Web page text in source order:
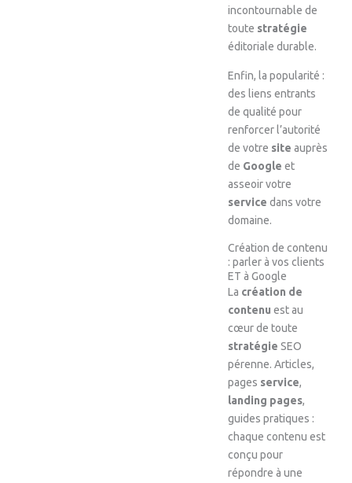
incontournable de
toute stratégie
éditoriale durable.
Enfin, la popularité :
des liens entrants
de qualité pour
renforcer l’autorité
de votre site auprès
de Google et
asseoir votre
service dans votre
domaine.
Création de contenu
: parler à vos clients
ET à Google
La création de
contenu est au
cœur de toute
stratégie SEO
pérenne. Articles,
pages service,
landing pages,
guides pratiques :
chaque contenu est
conçu pour
répondre à une